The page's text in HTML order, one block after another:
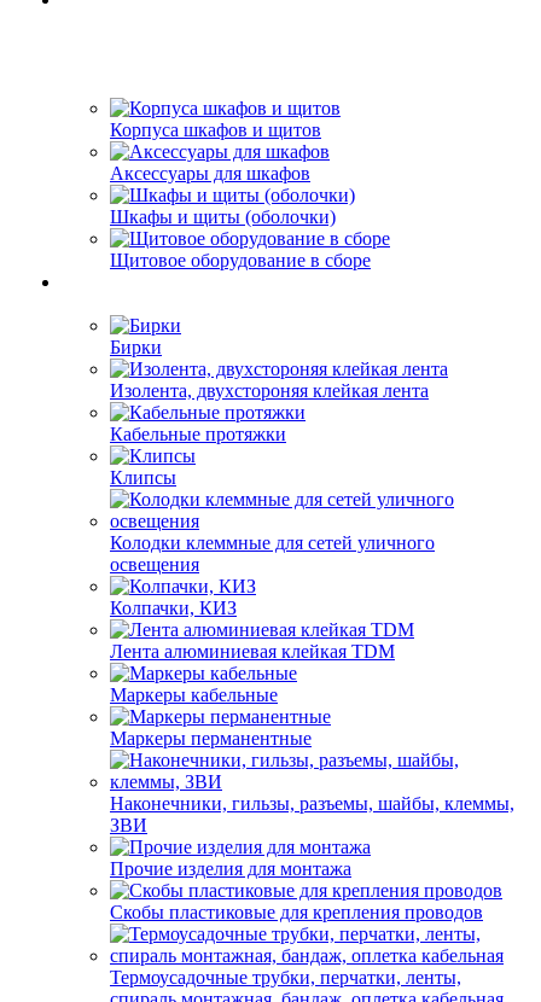
Корпуса шкафов и щитов
Аксессуары для шкафов
Шкафы и щиты (оболочки)
Щитовое оборудование в сборе
Бирки
Изолента, двухстороняя клейкая лента
Кабельные протяжки
Клипсы
Колодки клеммные для сетей уличного
освещения
Колпачки, КИЗ
Лента алюминиевая клейкая TDM
Маркеры кабельные
Маркеры перманентные
Наконечники, гильзы, разъемы, шайбы, клеммы,
ЗВИ
Прочие изделия для монтажа
Скобы пластиковые для крепления проводов
Термоусадочные трубки, перчатки, ленты,